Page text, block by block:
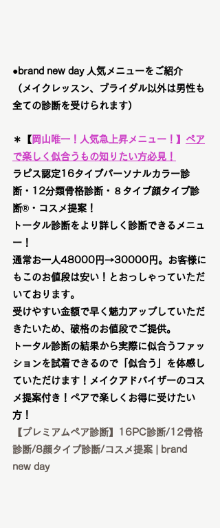
●brand new day 人気メニューをご紹介
（メイクレッスン、ブライダル以外は男性も
全ての診断を受けられます）
＊【 岡山唯一！ 人気急上昇メニュー！ 】 ペア
で楽しく似合うもの知りたい方必見！
ラピス認定16タイプパーソナルカラー診
断・12分類骨格診断・８タイプ顔タイプ診
断®︎・コスメ提案！
トータル診断をより詳しく診断できるメニュ
ー！
通常お一人48000円→30000円。お客様に
もこのお値段は安い！とおっしゃっていただ
いております。
受けやすい金額で早く魅力アップしていただ
きたいため、破格のお値段でご提供。
トータル診断の結果から実際に似合うファッ
ションを試着できるので「似合う」を体感し
ていただけます！メイクアドバイザーのコス
メ提案付き！ペアで楽しくお得に受けたい
方！
【プレミアムペア診断】16PC診断/12骨格
診断/8顔タイプ診断/コスメ提案 | brand
new day